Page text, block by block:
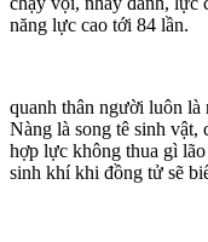
năng lực cao tới 84 lần.
quanh thân người luôn là
Nàng là song tê sinh vật,
hợp lực không thua gì
sinh khí khi đồng tử sẽ